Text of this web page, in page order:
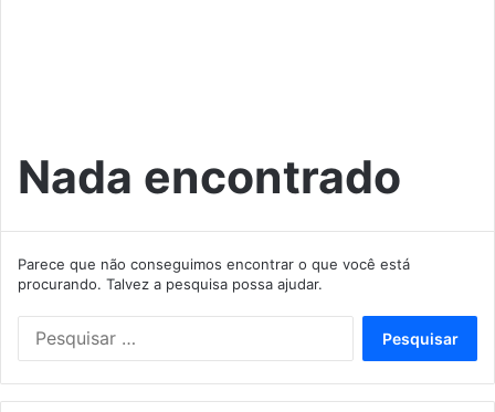
Nada encontrado
Parece que não conseguimos encontrar o que você está
procurando. Talvez a pesquisa possa ajudar.